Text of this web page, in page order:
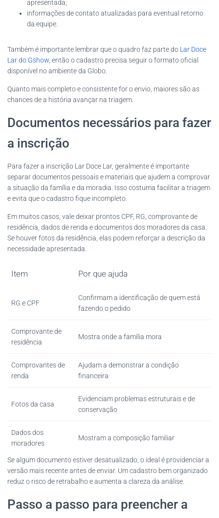
apresentada;
informações de contato atualizadas para eventual retorno
da equipe.
Também é importante lembrar que o quadro faz parte do Lar Doce
Lar do Gshow , então o cadastro precisa seguir o formato oficial
disponível no ambiente da Globo.
Quanto mais completo e consistente for o envio, maiores são as
chances de a história avançar na triagem.
Documentos necessários para fazer
a inscrição
Para fazer a inscrição Lar Doce Lar, geralmente é importante
separar documentos pessoais e materiais que ajudem a comprovar
a situação da família e da moradia. Isso costuma facilitar a triagem
e evita que o cadastro fique incompleto.
Em muitos casos, vale deixar prontos CPF, RG, comprovante de
residência, dados de renda e documentos dos moradores da casa.
Se houver fotos da residência, elas podem reforçar a descrição da
necessidade apresentada.
Item Por que ajuda
RG e CPF
Confirmam a identificação de quem está
fazendo o pedido
Comprovante de
residência
Mostra onde a família mora
Comprovantes de
renda
Ajudam a demonstrar a condição
financeira
Fotos da casa
Evidenciam problemas estruturais e de
conservação
Dados dos
moradores
Mostram a composição familiar
Se algum documento estiver desatualizado, o ideal é providenciar a
versão mais recente antes de enviar. Um cadastro bem organizado
reduz o risco de retrabalho e aumenta a clareza da análise.
Passo a passo para preencher a